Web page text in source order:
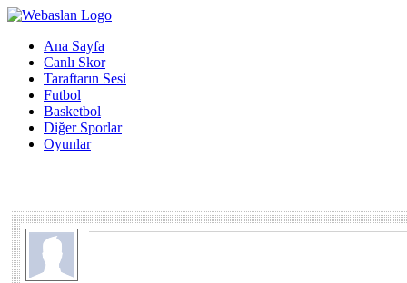
Ana Sayfa
Canlı Skor
Taraftarın Sesi
Futbol
Basketbol
Diğer Sporlar
Oyunlar